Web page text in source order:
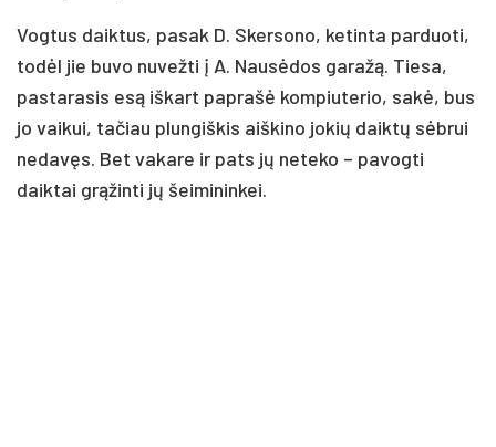
Vogtus daiktus, pasak D. Skersono, ketinta parduoti,
todėl jie buvo nuvežti į A. Nausėdos garažą. Tiesa,
pastarasis esą iškart paprašė kompiuterio, sakė, bus
jo vaikui, tačiau plungiškis aiškino jokių daiktų sėbrui
nedavęs. Bet vakare ir pats jų neteko – pavogti
daiktai grąžinti jų šeimininkei.